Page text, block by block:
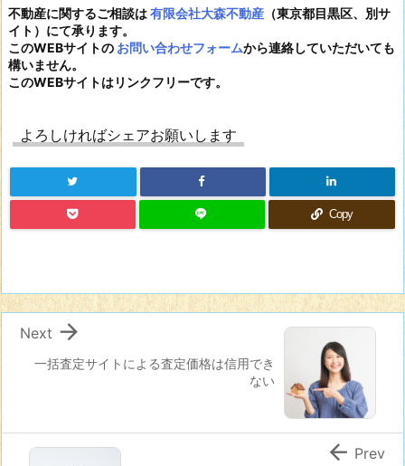
不動産に関するご相談は有限会社大森不動産 （東京都目黒区、別サ
イト）にて承ります。
このWEBサイトの お問い合わせフォームから連絡していただいても
構いません。
このWEBサイトはリンクフリーです。
よろしければシェアお願いします
Copy
一括査定サイトによる査定価格は信用でき
ない

Next
 Prev